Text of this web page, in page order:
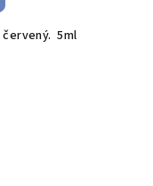
červený. 5ml